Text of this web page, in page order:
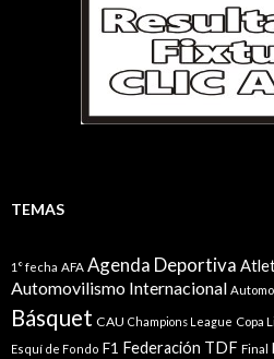
TEMAS
1° fecha AFA Agenda Deportiva
Automovilismo Internacional
Básquet CAU Champions League Copa
Esquí de Fondo F1 Federación TDF Final